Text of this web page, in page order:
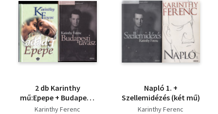
2 db Karinthy
mű:Epepe + Budapesti
tavasz
Karinthy Ferenc
Napló 1. +
Szellemidézés (két mű)
Karinthy Ferenc